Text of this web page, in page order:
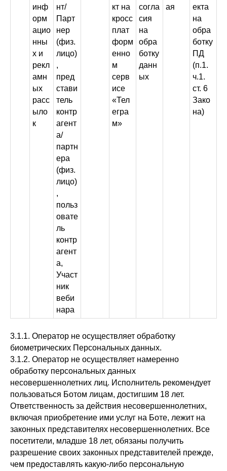
инф
орм
ацио
нны
х и
рекл
амн
ых
расс
ыло
к
нт/
Парт
нер
(физ.
лицо)
,
пред
стави
тель
контр
агент
а/
партн
ера
(физ.
лицо)
,
польз
овате
ль
контр
агент
а,
Участ
ник
веби
нара
кт на
кросс
плат
форм
енно
м
серв
исе
«Тел
егра
м»
согла
сия
на
обра
ботку
данн
ых
ая
екта
на
обра
ботку
ПД
(п.1.
ч.1.
ст. 6
Зако
на)
3.1.1. Оператор не осуществляет обработку
биометрических Персональных данных.
3.1.2. Оператор не осуществляет намеренно
обработку персональных данных
несовершеннолетних лиц. Исполнитель рекомендует
пользоваться Ботом лицам, достигшим 18 лет.
Ответственность за действия несовершеннолетних,
включая приобретение ими услуг на Боте, лежит на
законных представителях несовершеннолетних. Все
посетители, младше 18 лет, обязаны получить
разрешение своих законных представителей прежде,
чем предоставлять какую-либо персональную